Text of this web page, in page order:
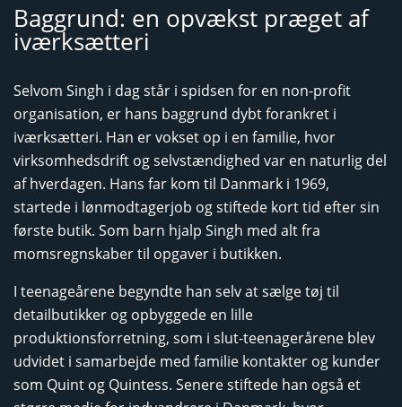
Baggrund: en opvækst præget af
iværksætteri
Selvom Singh i dag står i spidsen for en non-profit
organisation, er hans baggrund dybt forankret i
iværksætteri. Han er vokset op i en familie, hvor
virksomhedsdrift og selvstændighed var en naturlig del
af hverdagen. Hans far kom til Danmark i 1969,
startede i lønmodtagerjob og stiftede kort tid efter sin
første butik. Som barn hjalp Singh med alt fra
momsregnskaber til opgaver i butikken.
I teenageårene begyndte han selv at sælge tøj til
detailbutikker og opbyggede en lille
produktionsforretning, som i slut-teenagerårene blev
udvidet i samarbejde med familie kontakter og kunder
som Quint og Quintess. Senere stiftede han også et